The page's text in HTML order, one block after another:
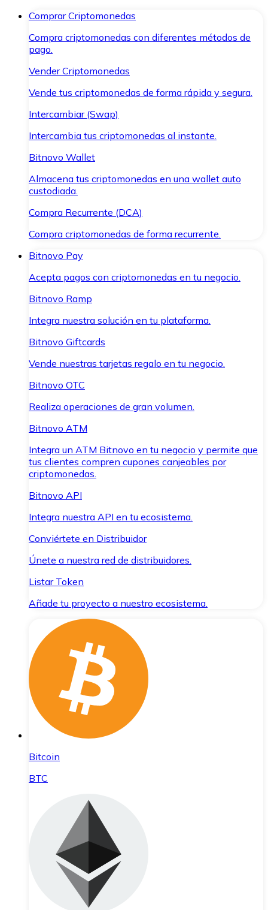
Comprar Criptomonedas
Compra criptomonedas con diferentes métodos de
pago.
Vender Criptomonedas
Vende tus criptomonedas de forma rápida y segura.
Intercambiar (Swap)
Intercambia tus criptomonedas al instante.
Bitnovo Wallet
Almacena tus criptomonedas en una wallet auto
custodiada.
Compra Recurrente (DCA)
Compra criptomonedas de forma recurrente.
Bitnovo Pay
Acepta pagos con criptomonedas en tu negocio.
Bitnovo Ramp
Integra nuestra solución en tu plataforma.
Bitnovo Giftcards
Vende nuestras tarjetas regalo en tu negocio.
Bitnovo OTC
Realiza operaciones de gran volumen.
Bitnovo ATM
Integra un ATM Bitnovo en tu negocio y permite que
tus clientes compren cupones canjeables por
criptomonedas.
Bitnovo API
Integra nuestra API en tu ecosistema.
Conviértete en Distribuidor
Únete a nuestra red de distribuidores.
Listar Token
Añade tu proyecto a nuestro ecosistema.
Bitcoin
BTC